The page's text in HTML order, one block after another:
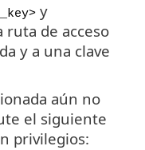
y
ruta de acceso
y a una clave
aún no
el siguiente
privilegios: